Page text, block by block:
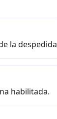
la
habilitada.